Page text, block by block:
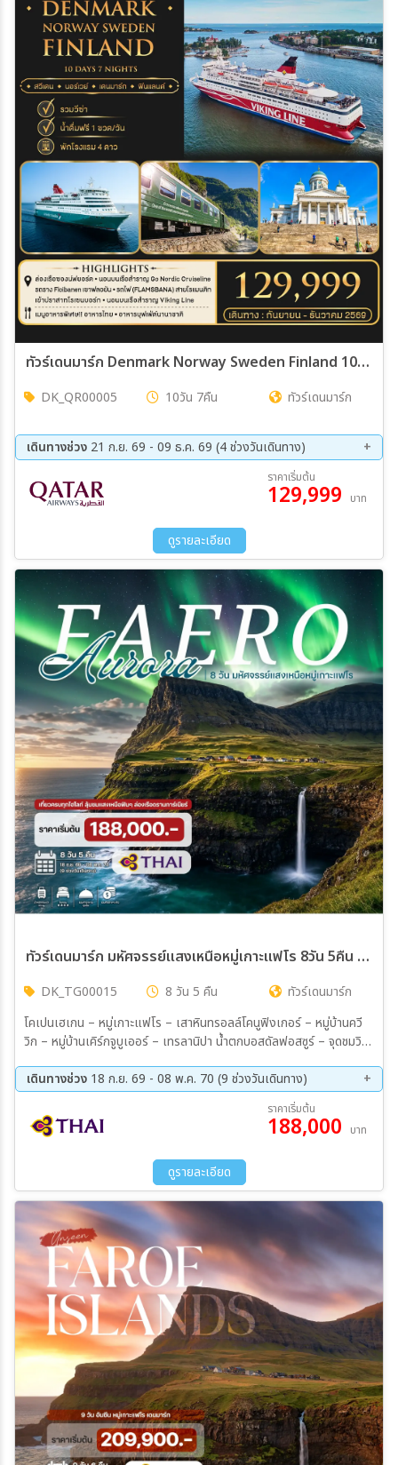
ทัวร์เดนมาร์ก Denmark Norway Sweden Finland 10วัน 7คืน (QR)
DK_QR00005 10วัน 7คืน ทัวร์เดนมาร์ก
เดินทางช่วง 21 ก.ย. 69 - 09 ธ.ค. 69 (4 ช่วงวันเดินทาง)
06 ต.ค. 69 - 15 ต.ค. 69
10 พ.ย. 69 - 19 พ.ย. 69
30 พ.ย. 69 - 09 ธ.ค. 69
ราคาเริ่มต้น
129,999 บาท
ดูรายละเอียด
ทัวร์เดนมาร์ก มหัศจรรย์แสงเหนือหมู่เกาะแฟโร 8วัน 5คืน (TG)
DK_TG00015 8 วัน 5 คืน
ทัวร์เดนมาร์ก
โคเปนเฮเกน – หมู่เกาะแฟโร – เสาหินทรอลล์โคนูฟิงเกอร์ – หมู่บ้านควี
วิก – หมู่บ้านเคิร์กจูบูเออร์ – เทรลานิปา น้ำตกบอสดัลฟอสซูร์ – จุดชมวิว
ตาราตินดูร์ – หมู่บ้านไอดิ - มิกลาดาเลอร์ - หมู่บ้านกาซาดาลูร์ – จุดชมวิว
น้ำตกมูลาฟอสซูร์ - ล่องเรือดรานการ์เนียร์
เดินทางช่วง 18 ก.ย. 69 - 08 พ.ค. 70 (9 ช่วงวันเดินทาง)
17 ต.ค. 69 - 24 ต.ค. 69
05 ธ.ค. 69 - 12 ธ.ค. 69
26 ธ.ค. 69 - 02 ม.ค. 70
23 ม.ค. 70 - 30 ม.ค. 70
09 ก.พ. 70 - 16 ก.พ. 70
10 เม.ย 70 - 17 เม.ย 70
ราคาเริ่มต้น
188,000 บาท
ดูรายละเอียด